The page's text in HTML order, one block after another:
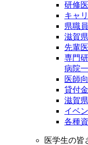
研修
キャ
県職
滋賀
先輩
専門
病院
医師
貸付
滋賀
イベ
各種
医学生の皆